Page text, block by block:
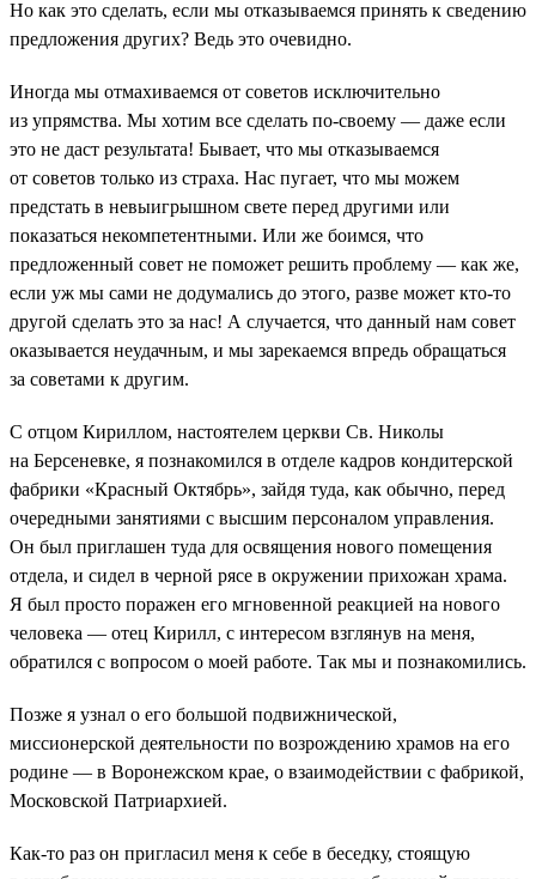
Но как это сделать, если мы отказываемся принять к сведению
предложения других? Ведь это очевидно.
Иногда мы отмахиваемся от советов исключительно
из упрямства. Мы хотим все сделать по-своему — даже если
это не даст результата! Бывает, что мы отказываемся
от советов только из страха. Нас пугает, что мы можем
предстать в невыигрышном свете перед другими или
показаться некомпетентными. Или же боимся, что
предложенный совет не поможет решить проблему — как же,
если уж мы сами не додумались до этого, разве может кто-то
другой сделать это за нас! А случается, что данный нам совет
оказывается неудачным, и мы зарекаемся впредь обращаться
за советами к другим.
С отцом Кириллом, настоятелем церкви Св. Николы
на Берсеневке, я познакомился в отделе кадров кондитерской
фабрики «Красный Октябрь», зайдя туда, как обычно, перед
очередными занятиями с высшим персоналом управления.
Он был приглашен туда для освящения нового помещения
отдела, и сидел в черной рясе в окружении прихожан храма.
Я был просто поражен его мгновенной реакцией на нового
человека — отец Кирилл, с интересом взглянув на меня,
обратился с вопросом о моей работе. Так мы и познакомились.
Позже я узнал о его большой подвижнической,
миссионерской деятельности по возрождению храмов на его
родине — в Воронежском крае, о взаимодействии с фабрикой,
Московской Патриархией.
Как-то раз он пригласил меня к себе в беседку, стоящую